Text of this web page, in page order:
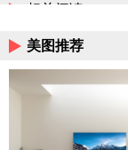
相关阅读
美图推荐